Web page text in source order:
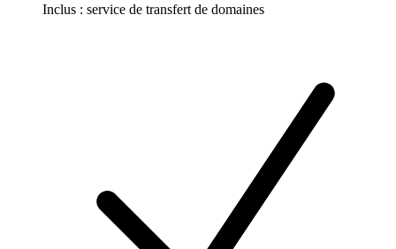
Inclus : service de transfert de domaines